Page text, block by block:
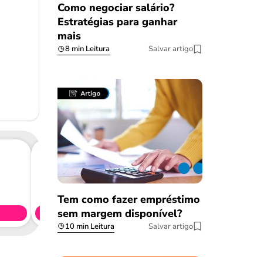
Como negociar salário?
Estratégias para ganhar
mais
8 min Leitura Salvar artigo
Tem como fazer empréstimo
sem margem disponível?
10 min Leitura Salvar artigo